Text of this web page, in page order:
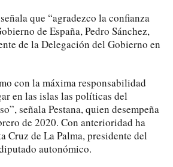
que “agradezco la confianza
de España, Pedro Sánchez,
de la Delegación del Gobierno en
con la máxima responsabilidad
en las islas las políticas del
señala Pestana, quien desempeña
de 2020. Con anterioridad ha
Cruz de La Palma, presidente del
autonómico.